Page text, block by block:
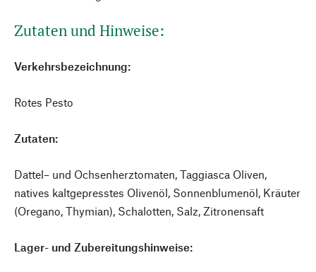
Zutaten und Hinweise:
Verkehrsbezeichnung:
Rotes Pesto
Zutaten:
Dattel– und Ochsenherztomaten, Taggiasca Oliven,
natives kaltgepresstes Olivenöl, Sonnenblumenöl, Kräuter
(Oregano, Thymian), Schalotten, Salz, Zitronensaft
Lager- und Zubereitungshinweise: